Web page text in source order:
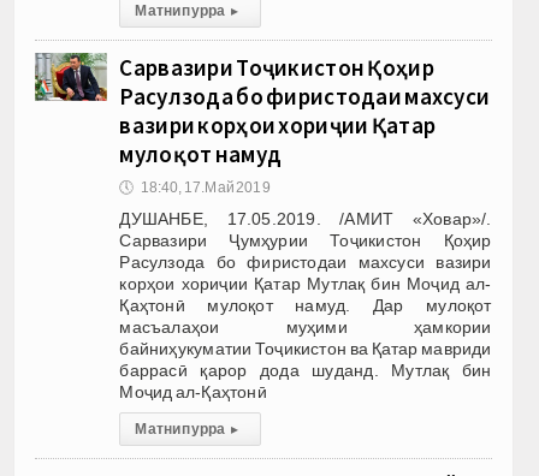
Матни пурра ▸
Сарвазири Тоҷикистон Қоҳир
Расулзода бо фиристодаи махсуси
вазири корҳои хориҷии Қатар
мулоқот намуд
🕔 18:40, 17.Май 2019
ДУШАНБЕ, 17.05.2019. /АМИТ «Ховар»/.
Сарвазири Ҷумҳурии Тоҷикистон Қоҳир
Расулзода бо фиристодаи махсуси вазири
корҳои хориҷии Қатар Мутлақ бин Моҷид ал-
Қаҳтонӣ мулоқот намуд. Дар мулоқот
масъалаҳои муҳими ҳамкории
байниҳукуматии Тоҷикистон ва Қатар мавриди
баррасӣ қарор дода шуданд. Мутлақ бин
Моҷид ал-Қаҳтонӣ
Матни пурра ▸